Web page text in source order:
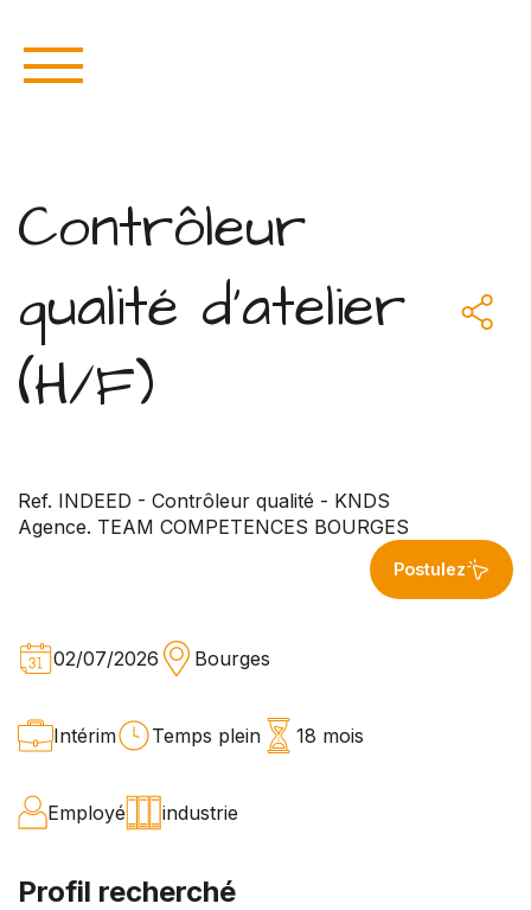
Contrôleur
qualité d'atelier
(H/F)
Ref. INDEED - Contrôleur qualité - KNDS
Agence. TEAM COMPETENCES BOURGES
Postulez
02/07/2026 Bourges
Intérim Temps plein 18 mois
Employé industrie
Profil recherché